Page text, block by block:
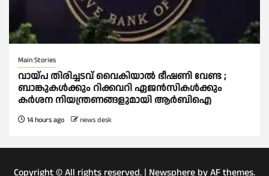
Main Stories
വായ്പ തിരിച്ചടവ് വൈകിയാല്‍ ഭീഷണി വേണ്ട ;
ബാങ്കുകള്‍ക്കും റിക്കവറി ഏജൻസികള്‍ക്കും
കര്‍ശന നിയന്ത്രണങ്ങളുമായി ആര്‍ബിഐ
14 hours ago news desk
Copyright © All rights reserved. | Newsphere by AF themes.